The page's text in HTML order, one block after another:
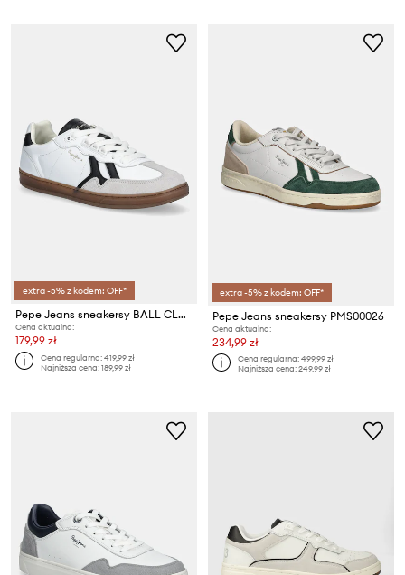
extra -5% z kodem: OFF*
Pepe Jeans sneakersy BALL CLASS M
Cena aktualna:
179,99 zł
Cena regularna:419,99 zł
Najniższa cena:189,99 zł
extra -5% z kodem: OFF*
Pepe Jeans sneakersy PMS00026
Cena aktualna:
234,99 zł
Cena regularna:499,99 zł
Najniższa cena:249,99 zł